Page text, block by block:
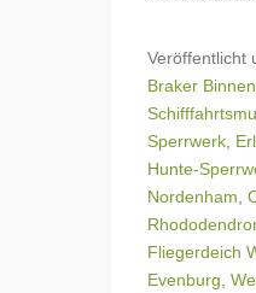
Veröffentlicht
Braker
Sperrwerk
Hunte-
Nordenham
Fliegerdeich
Evenburg